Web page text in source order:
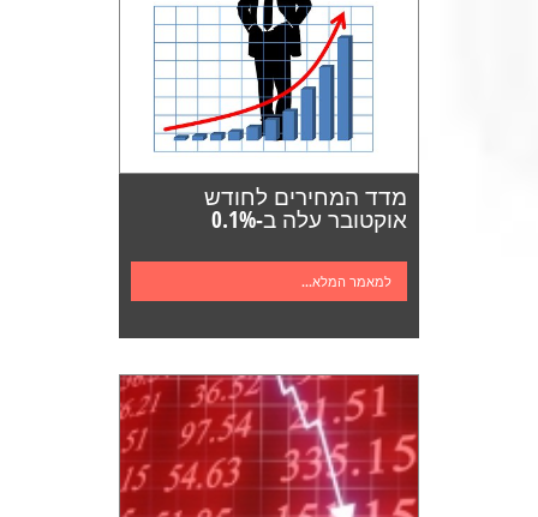
מדד המחירים לחודש
אוקטובר עלה ב-0.1%
למאמר המלא...